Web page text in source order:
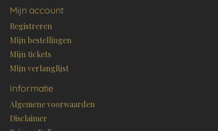
Mijn account
Registreren
Mijn bestellingen
Mijn tickets
Mijn verlanglijst
Informatie
Algemene voorwaarden
Disclaimer